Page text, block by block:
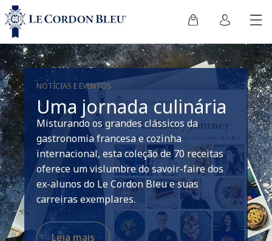
NOTÍCIAS E EVENTOS
Uma jornada culinária
Misturando os grandes clássicos da
gastronomia francesa e cozinha
internacional, esta coleção de 70 receitas
oferece um vislumbre do savoir-faire dos
ex-alunos do Le Cordon Bleu e suas
carreiras exemplares.
Leia mais